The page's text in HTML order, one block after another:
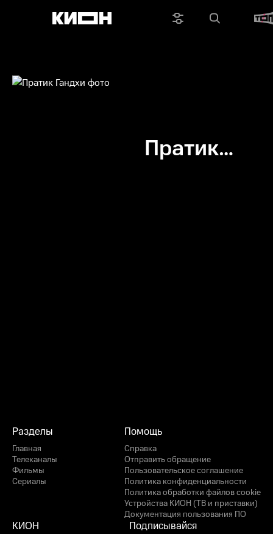
Пратик
Разделы
Главная
Телеканалы
Фильмы
Сериалы
Помощь
Справка
Отправить обращение
Пользовательское соглашение
Политика конфиденциальности
Политика обработки файлов cookie
Устройства КИОН (ТВ и приставки)
Документация пользования ПО
КИОН Подписывайся